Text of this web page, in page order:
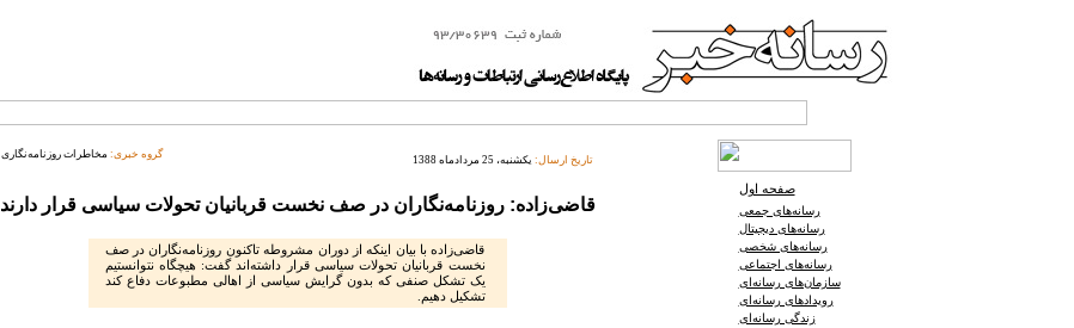
گروه خبری: مخاطرات روزنامه‌نگاری تاریخ ارسال: یکشنبه، 25 مردادماه 1388
قاضی‌زاده: روزنامه‌نگاران در صف نخست قربانیان تحولات سیاسی قرار دارند
قاضی‌زاده با بیان اینکه از دوران مشروطه تاکنون روزنامه‌نگاران در صف
نخست قربانیان تحولات سیاسی قرار داشته‌اند گفت: هیچگاه نتوانستیم
یک تشکل صنفی که بدون گرایش سیاسی از اهالی مطبوعات دفاع کند
تشکیل دهیم.
صفحه اول
رسانه‌های جمعی
رسانه‌های دیجیتال
رسانه‌های شخصی
رسانه‌های اجتماعی
سازمان‌های رسانه‌ای
رویدادهای رسانه‌ای
زندگی رسانه‌ای